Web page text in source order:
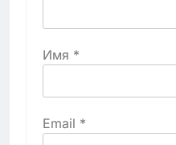
Имя *
Email *